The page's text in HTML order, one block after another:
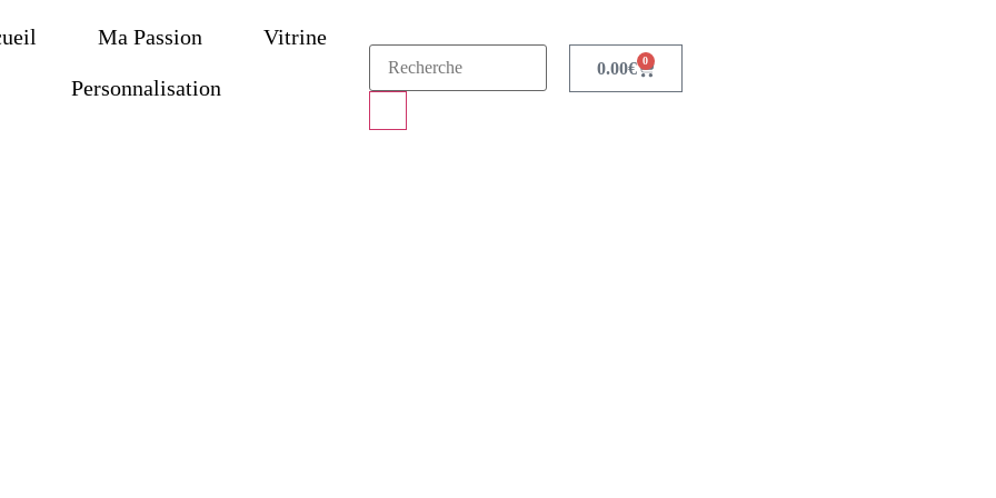
Ma Passion Vitrine
Personnalisation
0.00€ 0